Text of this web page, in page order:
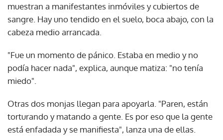
muestran a manifestantes inmóviles y cubiertos de
sangre. Hay uno tendido en el suelo, boca abajo, con la
cabeza medio arrancada.
"Fue un momento de pánico. Estaba en medio y no
podía hacer nada", explica, aunque matiza: "no tenía
miedo".
Otras dos monjas llegan para apoyarla. "Paren, están
torturando y matando a gente. Es por eso que la gente
está enfadada y se manifiesta", lanza una de ellas.